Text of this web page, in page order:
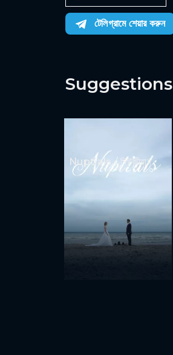
টেলিগ্রামে শেয়ার করুন
Suggestions
Nuptials / নিউজীয়াহ